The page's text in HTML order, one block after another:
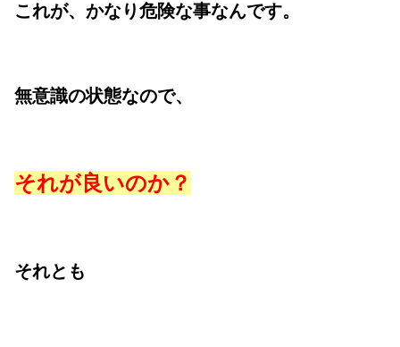
これが、かなり危険な事なんです。
無意識の状態なので、
それが良いのか？
それとも